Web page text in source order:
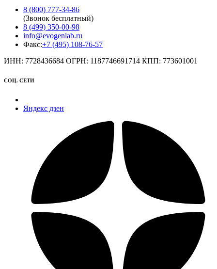
8 (800) 777-34-86
(Звонок бесплатный)
8 (499) 350-00-98
info@evogenlab.ru
Факс:+7 (495) 108-76-57
ИНН: 7728436684 ОГРН: 1187746691714 КПП: 773601001
СОЦ. СЕТИ
Яндекс дзен